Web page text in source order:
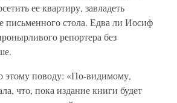
ее квартиру, завладеть
письменного стола. Едва ли Иосиф
репортера без
этому поводу: «По-видимому,
что, пока издание книги будет